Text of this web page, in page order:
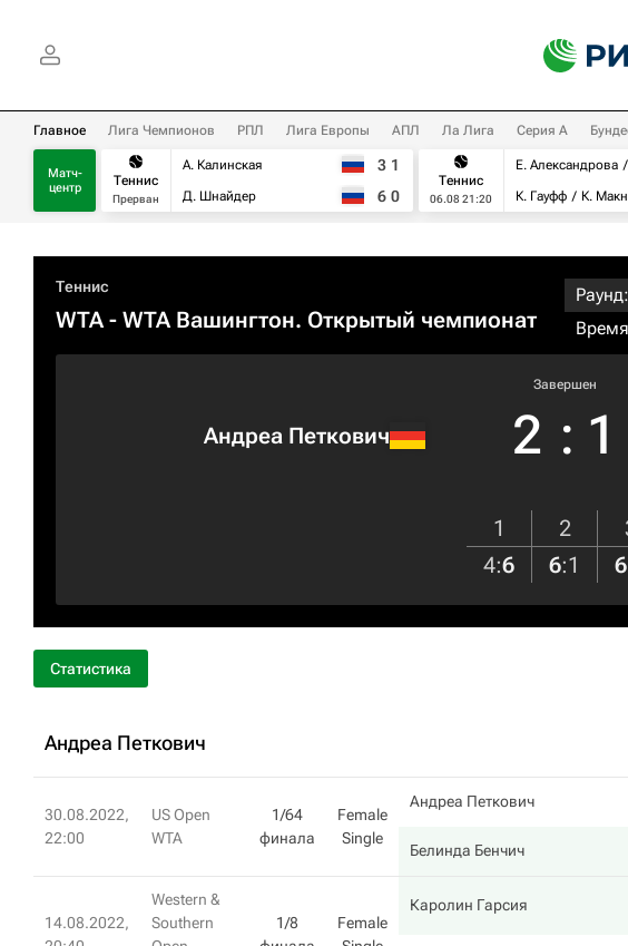
Главное Лига Чемпионов РПЛ Лига Европы АПЛ Ла Лига Серия А
Матч-
центр
Теннис
Прерван
А. Калинская
Д. Шнайдер
3 1
6 0
Теннис
06.08 21:20
Е. Александрова
К. Гауфф
К.
Теннис
WTA- WTA Вашингтон. Открытый чемпионат
Раунд:
Андреа Петкович
Завершен
2 : 1
1 2
4:6 6:1 6
Статистика
Андреа Петкович
30.08.2022,
22:00
US Open
WTA
1/64
финала
Female
Single
Андреа Петкович
Белинда Бенчич
14.08.2022,
Western &
Southern
1/8
Female
Каролин Гарсия